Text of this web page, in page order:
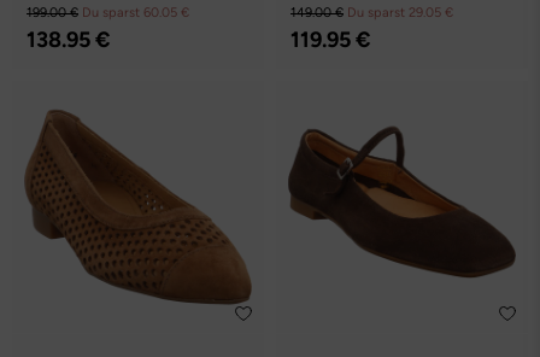
199.00 € Du sparst 60.05 €
138.95 €
149.00 € Du sparst 29.05 €
119.95 €